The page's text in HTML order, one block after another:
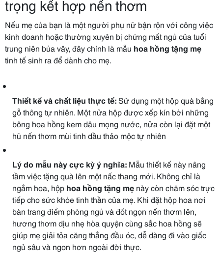
trọng kết hợp nến thơm
Nếu mẹ của bạn là một người phụ nữ bận rộn với công việc
kinh doanh hoặc thường xuyên bị chứng mất ngủ của tuổi
trung niên bủa vây, đây chính là mẫu hoa hồng tặng mẹ
tinh tế sinh ra để dành cho mẹ.
Thiết kế và chất liệu thực tế:Sử dụng một hộp quà bằng
gỗ thông tự nhiên. Một nửa hộp được xếp kín bởi những
bông hoa hồng kem dâu mọng nước, nửa còn lại đặt một
hũ nến thơm mùi tinh dầu thảo mộc tự nhiên
Lý do mẫu này cực kỳ ý nghĩa: Mẫu thiết kế này nâng
tầm việc tặng quà lên một nấc thang mới. Không chỉ là
ngắm hoa, hộp hoa hồng tặng mẹ này còn chăm sóc trực
tiếp cho sức khỏe tinh thần của mẹ. Khi đặt hộp hoa nơi
bàn trang điểm phòng ngủ và đốt ngọn nến thơm lên,
hương thơm dịu nhẹ hòa quyện cùng sắc hoa hồng sẽ
giúp mẹ giải tỏa căng thẳng đầu óc, dễ dàng đi vào giấc
ngủ sâu và ngon hơn ngoài đời thực.